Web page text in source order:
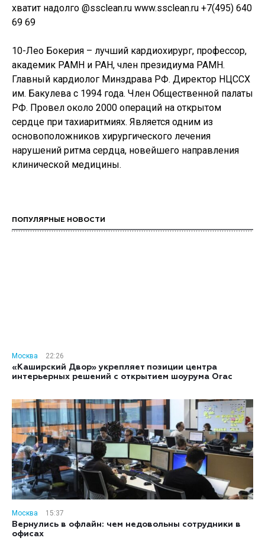
хватит надолго @ssclean.ru www.ssclean.ru +7(495) 640
69 69
10-Лео Бокерия – лучший кардиохирург, профессор,
академик РАМН и РАН, член президиума РАМН.
Главный кардиолог Минздрава РФ. Директор НЦССХ
им. Бакулева с 1994 года. Член Общественной палаты
РФ. Провел около 2000 операций на открытом
сердце при тахиаритмиях. Является одним из
основоположников хирургического лечения
нарушений ритма сердца, новейшего направления
клинической медицины.
ПОПУЛЯРНЫЕ НОВОСТИ
Москва
22:26
«Каширский Двор» укрепляет позиции центра
интерьерных решений с открытием шоурума Orac
Москва
15:37
Вернулись в офлайн: чем недовольны сотрудники в
офисах